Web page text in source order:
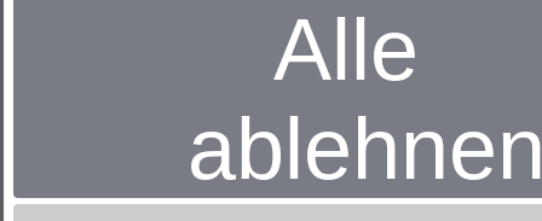
Boltentorstr. 5 - 7
26721 Emden
04921-20535
EMail schreiben
Öffnungszeiten:
Montag
Alle